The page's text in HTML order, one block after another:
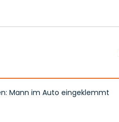
Mann im Auto eingeklemmt